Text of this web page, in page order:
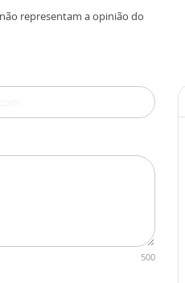
representam a opinião do
500